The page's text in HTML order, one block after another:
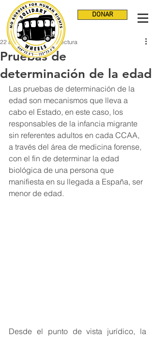
DONAR
Pruebas de
determinación de la edad
22 ago 2024 6 min de lectura
Las pruebas de determinación de la
edad son mecanismos que lleva a
cabo el Estado, en este caso, los
responsables de la infancia migrante
sin referentes adultos en cada CCAA,
a través del área de medicina forense,
con el fin de determinar la edad
biológica de una persona que
manifiesta en su llegada a España, ser
menor de edad.
Desde el punto de vista jurídico, la